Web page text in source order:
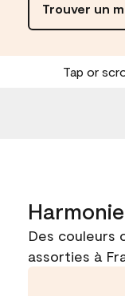
Trouver un
Tap or
Des couleurs
assorties à